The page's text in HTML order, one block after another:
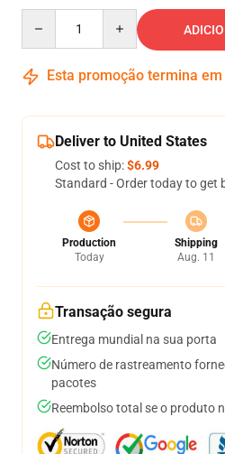
Esta promoção termina em
Deliver to United States
Cost to ship:$6.99
Standard - Order today to get
Production
Today
Shipping
Aug. 11
Transação segura
Entrega mundial na sua porta
Número de rastreamento
pacotes
Reembolso total se o produto